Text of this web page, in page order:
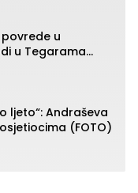
u
u Tegarama
ljeto“: Andraševa
(FOTO)